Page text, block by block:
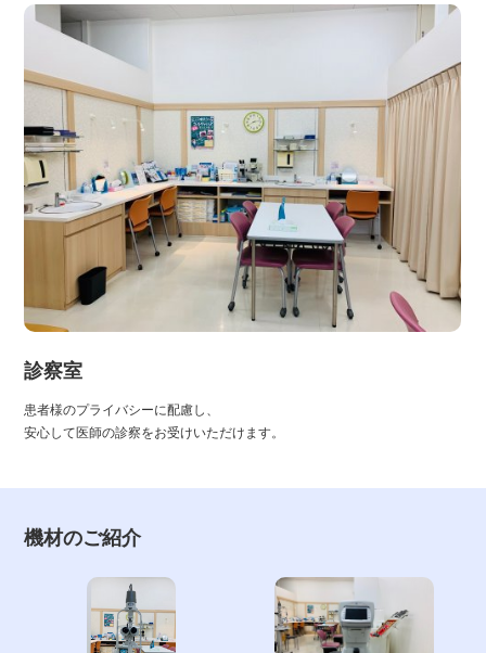
診察室
患者様のプライバシーに配慮し、
安心して医師の診察をお受けいただけます。
機材のご紹介